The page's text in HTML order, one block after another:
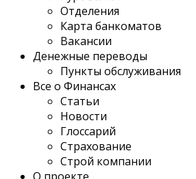
Отделения
Карта банкоматов
Вакансии
Денежные переводы
Пункты обслуживания
Все о Финансах
Статьи
Новости
Глоссарий
Страхование
Строй компании